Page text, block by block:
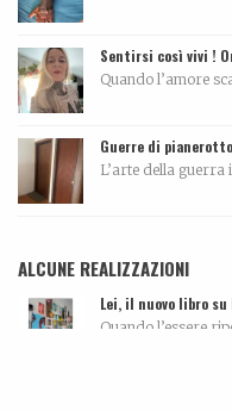
Sentirsi così vivi !
Quando l’amore
Guerre di
L’arte della guerra
ALCUNE REALIZZAZIONI
Lei, il nuovo libro su
Quando l’essere